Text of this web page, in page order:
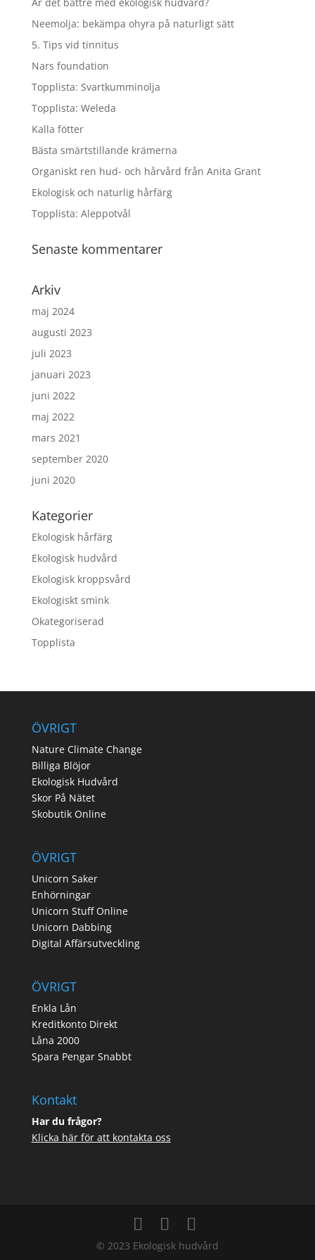
Neemolja: bekämpa ohyra på naturligt sätt
5. Tips vid tinnitus
Nars foundation
Topplista: Svartkumminolja
Topplista: Weleda
Kalla fötter
Bästa smärtstillande krämerna
Organiskt ren hud- och hårvård från Anita Grant
Ekologisk och naturlig hårfärg
Topplista: Aleppotvål
Senaste kommentarer
Arkiv
maj 2024
augusti 2023
juli 2023
januari 2023
juni 2022
maj 2022
mars 2021
september 2020
juni 2020
Kategorier
Ekologisk hårfärg
Ekologisk hudvård
Ekologisk kroppsvård
Ekologiskt smink
Okategoriserad
Topplista
ÖVRIGT
Nature Climate Change
Billiga Blöjor
Ekologisk Hudvård
Skor På Nätet
Skobutik Online
ÖVRIGT
Unicorn Saker
Enhörningar
Unicorn Stuff Online
Unicorn Dabbing
Digital Affärsutveckling
ÖVRIGT
Enkla Lån
Kreditkonto Direkt
Låna 2000
Spara Pengar Snabbt
Kontakt
Har du frågor?
Klicka här för att kontakta oss
© 2023 Ekologisk hudvård